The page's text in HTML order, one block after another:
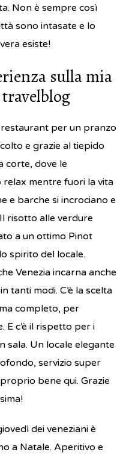
Non è sempre così
sono intasate e lo
esiste!
sulla mia
per un pranzo
e grazie al tiepido
corte, dove le
mentre fuori la vita
e barche si incrociano e
risotto alle verdure
a un ottimo Pinot
spirito del locale.
Venezia incarna anche
tanti modi. C’è la scelta
completo, per
E c’è il rispetto per i
sala. Un locale elegante
servizio super
bene qui. Grazie
dei veneziani è
a Natale. Aperitivo e